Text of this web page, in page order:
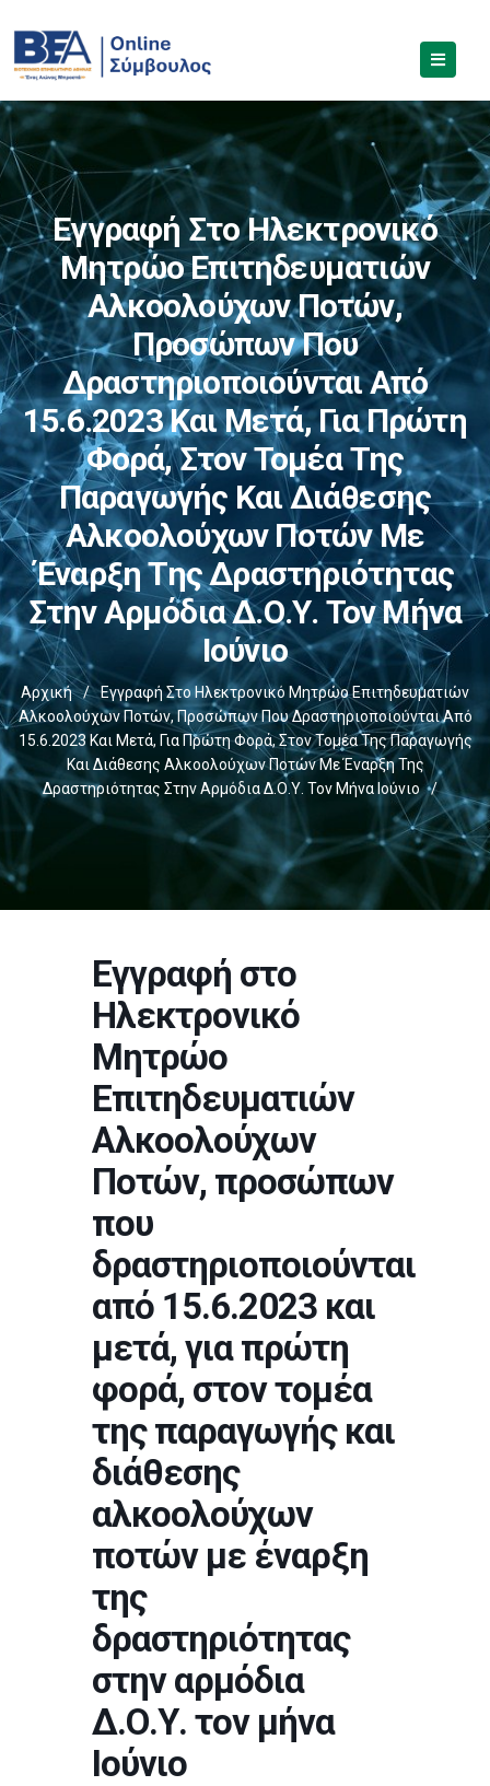
Εγγραφή Στο Ηλεκτρονικό
Μητρώο Επιτηδευματιών
Αλκοολούχων Ποτών,
Προσώπων Που
Δραστηριοποιούνται Από
15.6.2023 Και Μετά, Για Πρώτη
Φορά, Στον Τομέα Της
Παραγωγής Και Διάθεσης
Αλκοολούχων Ποτών Με
Έναρξη Της Δραστηριότητας
Στην Αρμόδια Δ.Ο.Υ. Τον Μήνα
Ιούνιο
Αρχική /
Εγγραφή Στο Ηλεκτρονικό Μητρώο Επιτηδευματιών
Αλκοολούχων Ποτών, Προσώπων Που Δραστηριοποιούνται Από
15.6.2023 Και Μετά, Για Πρώτη Φορά, Στον Τομέα Της Παραγωγής
Και Διάθεσης Αλκοολούχων Ποτών Με Έναρξη Της
Δραστηριότητας Στην Αρμόδια Δ.Ο.Υ. Τον Μήνα Ιούνιο
/
Εγγραφή στο
Ηλεκτρονικό
Μητρώο
Επιτηδευματιών
Αλκοολούχων
Ποτών, προσώπων
που
δραστηριοποιούνται
από 15.6.2023 και
μετά, για πρώτη
φορά, στον τομέα
της παραγωγής και
διάθεσης
αλκοολούχων
ποτών με έναρξη
της
δραστηριότητας
στην αρμόδια
Δ.Ο.Υ. τον μήνα
Ιούνιο